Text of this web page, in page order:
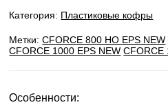
Категория: Пластиковые кофры
Метки:CFORCE 800 HO EPS NEW
CFORCE 1000 EPS NEW CFORCE
Особенности: